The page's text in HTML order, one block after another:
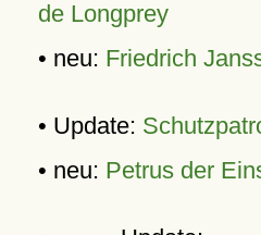
de Longprey
• neu: Friedrich
• Update:
• neu: Petrus der